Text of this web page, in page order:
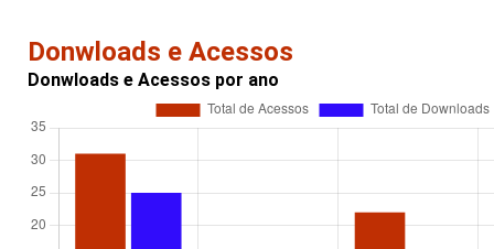
Donwloads e Acessos
Donwloads e Acessos por ano